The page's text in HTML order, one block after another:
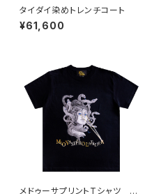
タイダイ染めトレンチコート
¥61,600
メドゥーサプリントTシャツ BL